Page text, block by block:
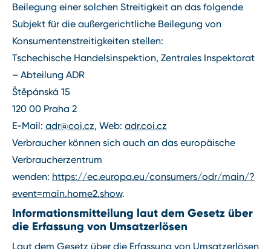
Beilegung einer solchen Streitigkeit an das folgende
Subjekt für die außergerichtliche Beilegung von
Konsumentenstreitigkeiten stellen:
Tschechische Handelsinspektion, Zentrales Inspektorat
– Abteilung ADR
Štěpánská 15
120 00 Praha 2
E-Mail: adr@coi.cz, Web: adr.coi.cz
Verbraucher können sich auch an das europäische
Verbraucherzentrum
wenden: https://ec.europa.eu/consumers/odr/main/?
event=main.home2.show.
Informationsmitteilung laut dem Gesetz über
die Erfassung von Umsatzerlösen
Laut dem Gesetz über die Erfassung von Umsatzerlösen